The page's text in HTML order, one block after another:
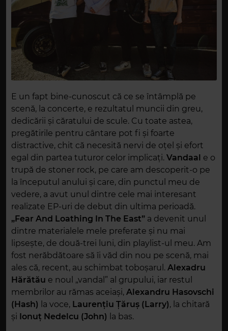
E un fapt bine-cunoscut că ce se întâmplă pe
scenă, la concerte, e rezultatul muncii din greu,
dedicării și căratului de scule. Cu toate astea,
pregătirile pentru cântare pot fi și foarte
distractive, chit că necesită nervi de oțel și efort
egal din partea tuturor celor implicați. Vandaal e o
trupă de stoner rock, pe care am descoperit-o pe
la începutul anului și care, din punctul meu de
vedere, a avut unul dintre cele mai interesant
realizate EP-uri de debut din ultima perioadă.
„Fear And Loathing In The East” a devenit unul
dintre materialele mele preferate și nu mai
lipsește, de două-trei luni, din playlist-ul meu. Am
fost nerăbdătoare să îi văd din nou pe scenă, mai
ales că, recent, au schimbat toboșarul. Alexadru
Hărătău e noul „vandal” al grupului, iar restul
membrilor au rămas aceiași, Alexandru Hasovschi
(Hash) la voce, Laurențiu Țăruș (Larry), la chitară
și Ionuț Nedelcu (John) la bas.